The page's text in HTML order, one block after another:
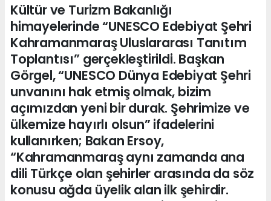
Kültür ve Turizm Bakanlığı
himayelerinde “UNESCO Edebiyat Şehri
Kahramanmaraş Uluslararası Tanıtım
Toplantısı” gerçekleştirildi. Başkan
Görgel, “UNESCO Dünya Edebiyat Şehri
unvanını hak etmiş olmak, bizim
açımızdan yeni bir durak. Şehrimize ve
ülkemize hayırlı olsun” ifadelerini
kullanırken; Bakan Ersoy,
“Kahramanmaraş aynı zamanda ana
dili Türkçe olan şehirler arasında da söz
konusu ağda üyelik alan ilk şehirdir.